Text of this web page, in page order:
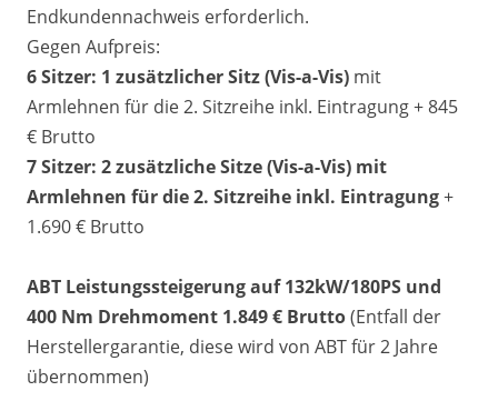
Endkundennachweis erforderlich.
Gegen Aufpreis:
6 Sitzer: 1 zusätzlicher Sitz (Vis-a-Vis) mit
Armlehnen für die 2. Sitzreihe inkl. Eintragung + 845
€ Brutto
7 Sitzer: 2 zusätzliche Sitze (Vis-a-Vis) mit
Armlehnen für die 2. Sitzreihe inkl. Eintragung+
1.690 € Brutto
ABT Leistungssteigerung auf 132kW/180PS und
400 Nm Drehmoment 1.849 € Brutto(Entfall der
Herstellergarantie, diese wird von ABT für 2 Jahre
übernommen)